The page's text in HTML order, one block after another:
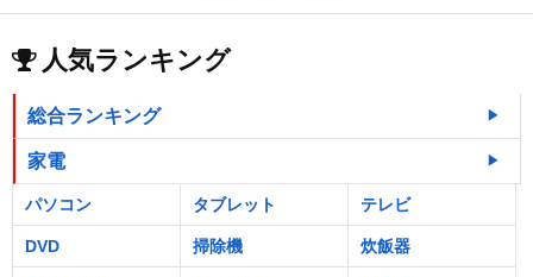
人気ランキング
総合ランキング
家電
パソコン タブレット テレビ
DVD 掃除機 炊飯器